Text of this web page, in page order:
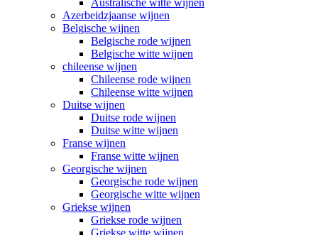
Azerbeidzjaanse wijnen
Belgische wijnen
Belgische rode wijnen
Belgische witte wijnen
chileense wijnen
Chileense rode wijnen
Chileense witte wijnen
Duitse wijnen
Duitse rode wijnen
Duitse witte wijnen
Franse wijnen
Franse witte wijnen
Georgische wijnen
Georgische rode wijnen
Georgische witte wijnen
Griekse wijnen
Griekse rode wijnen
Griekse witte wijnen